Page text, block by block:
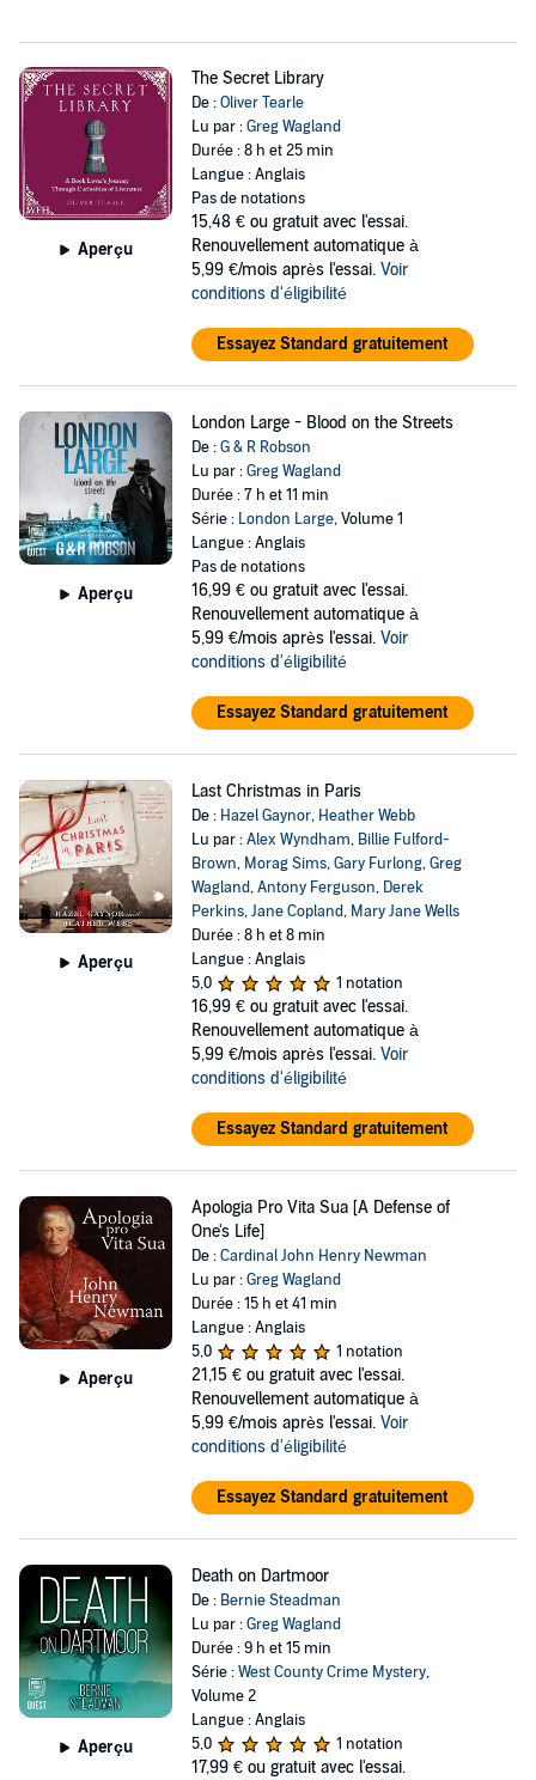
Aperçu
The Secret Library
De :Oliver Tearle
Lu par :Greg Wagland
Durée : 8 h et 25 min
Langue : Anglais
Pas de notations
15,48 € ou gratuit avec l'essai.
Renouvellement automatique à
5,99 €/mois après l'essai. Voir
conditions d'éligibilité
Essayez Standard gratuitement
Aperçu
London Large - Blood on the Streets
De :G & R Robson
Lu par :Greg Wagland
Durée : 7 h et 11 min
Série : London Large, Volume 1
Langue : Anglais
Pas de notations
16,99 € ou gratuit avec l'essai.
Renouvellement automatique à
5,99 €/mois après l'essai. Voir
conditions d'éligibilité
Essayez Standard gratuitement
Aperçu
Last Christmas in Paris
De : Hazel Gaynor, Heather Webb
Lu par :Alex Wyndham, Billie Fulford-
Brown, Morag Sims,Gary Furlong,Greg
Wagland,Antony Ferguson, Derek
Perkins,Jane Copland, Mary Jane Wells
Durée : 8 h et 8 min
Langue : Anglais
5,0
1 notation
16,99 € ou gratuit avec l'essai.
Renouvellement automatique à
5,99 €/mois après l'essai. Voir
conditions d'éligibilité
Essayez Standard gratuitement
Aperçu
Apologia Pro Vita Sua [A Defense of
One's Life]
De :Cardinal John Henry Newman
Lu par :Greg Wagland
Durée : 15 h et 41 min
Langue : Anglais
5,0
1 notation
21,15 € ou gratuit avec l'essai.
Renouvellement automatique à
5,99 €/mois après l'essai. Voir
conditions d'éligibilité
Essayez Standard gratuitement
Aperçu
Death on Dartmoor
De : Bernie Steadman
Lu par :Greg Wagland
Durée : 9 h et 15 min
Série :West County Crime Mystery,
Volume 2
Langue : Anglais
5,0
1 notation
17,99 € ou gratuit avec l'essai.